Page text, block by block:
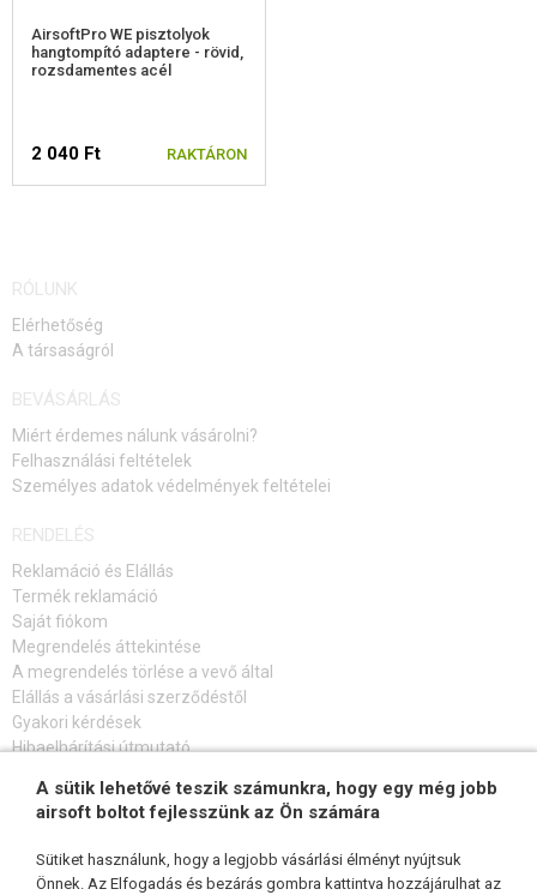
AirsoftPro WE pisztolyok
hangtompító adaptere - rövid,
rozsdamentes acél
2 040 Ft RAKTÁRON
RÓLUNK
Elérhetőség
A társaságról
BEVÁSÁRLÁS
Miért érdemes nálunk vásárolni?
Felhasználási feltételek
Személyes adatok védelmények feltételei
RENDELÉS
Reklamáció és Elállás
Termék reklamáció
Saját fiókom
Megrendelés áttekintése
A megrendelés törlése a vevő által
Elállás a vásárlási szerződéstől
Gyakori kérdések
Hibaelhárítási útmutató
FELIRATKOZÁS HÍRLEVÉLRE
A sütik lehetővé teszik számunkra, hogy egy még jobb
airsoft boltot fejlesszünk az Ön számára
Sütiket használunk, hogy a legjobb vásárlási élményt nyújtsuk
Önnek. Az Elfogadás és bezárás gombra kattintva hozzájárulhat az